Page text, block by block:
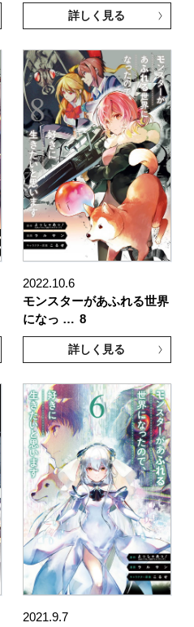
詳しく見る
2022.10.6
モンスターがあふれる世界
になっ … 8
詳しく見る
2021.9.7